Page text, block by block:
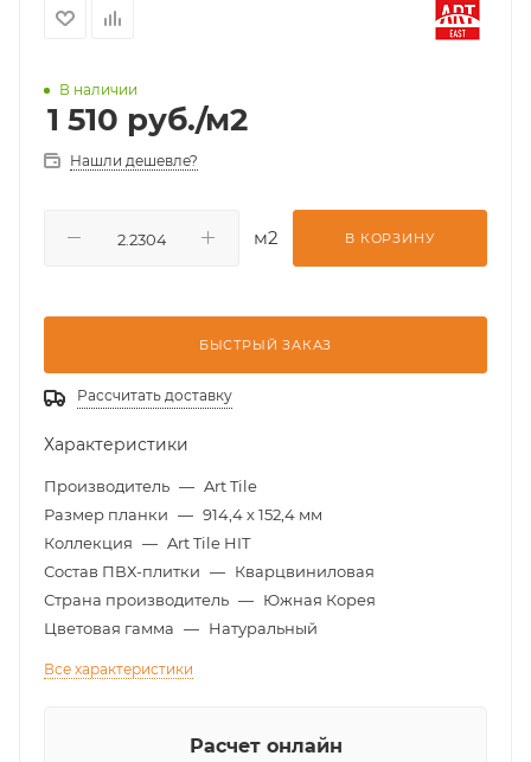
В наличии
1 510 руб./м2
Нашли дешевле?
м2 В КОРЗИНУ
БЫСТРЫЙ ЗАКАЗ
Рассчитать доставку
Характеристики
Производитель — Art Tile
Размер планки — 914,4 х 152,4 мм
Коллекция — Art Tile HIT
Состав ПВХ-плитки — Кварцвиниловая
Страна производитель — Южная Корея
Цветовая гамма — Натуральный
Все характеристики
Расчет онлайн